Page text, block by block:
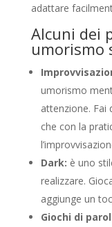
adattare
Alcuni dei
umorismo
umorismo
attenzione. Fai
che con la
Dark: è uno
realizzare.
aggiunge un
Giochi di